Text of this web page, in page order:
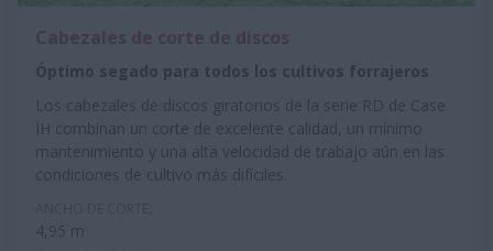
Óptimo segado para todos los cultivos forrajeros
Los cabezales de discos giratorios de la serie RD de Case
IH combinan un corte de excelente calidad, un mínimo
mantenimiento y una alta velocidad de trabajo aún en las
condiciones de cultivo más difíciles.
4,95 m